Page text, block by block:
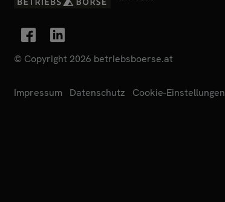
© Copyright 2026 betriebsboerse.at
Impressum Datenschutz Cookie-Einstellungen